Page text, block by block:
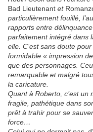
Bad Lieutenant et
particulièrement fouillé,
rapports entre
parfaitement intégré dans
elle. C’est sans doute
formidable « impression
que des personnages.
remarquable et malgré
la caricature.
Quant à Roberto, c’est
fragile, pathétique dans
prêt à trahir pour se
force…